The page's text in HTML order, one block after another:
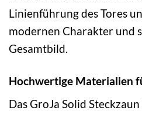
Linienführung des Tores
modernen Charakter und
Gesamtbild.
Hochwertige Materialien
Das GroJa Solid